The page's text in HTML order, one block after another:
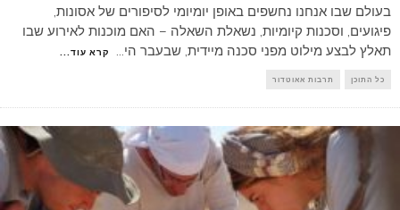
בעולם שבו אנחנו נחשפים באופן יומיומי לסיפורים של אסונות,
פיגועים, וסכנות קיומיות, נשאלת השאלה – האם מוכנות לאירוע שבו
תאלץ לבצע מילוט מפני סכנה מיידית, שבעבר הי... קרא עוד...
כל התוכן תרבות אאוטדור